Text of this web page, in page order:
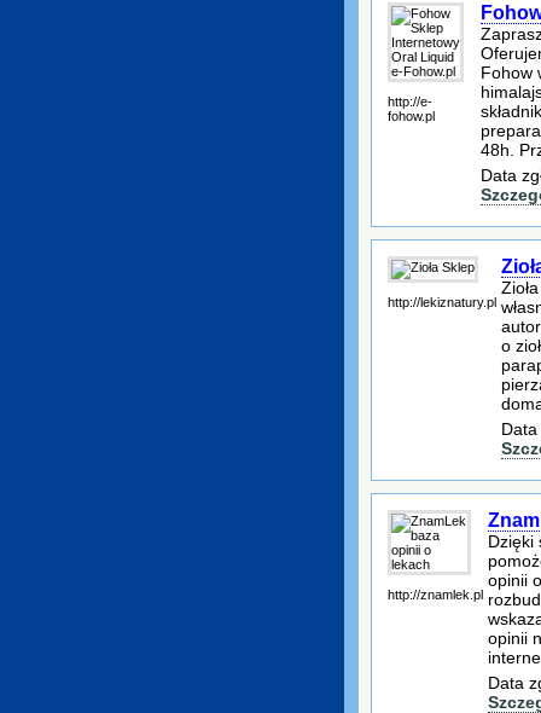
http://e-
fohow.pl
Fohow
48h.
Data
http://lekiznatury.pl
o
http://znamlek.pl
Dzięki
opinii
opinii
Data